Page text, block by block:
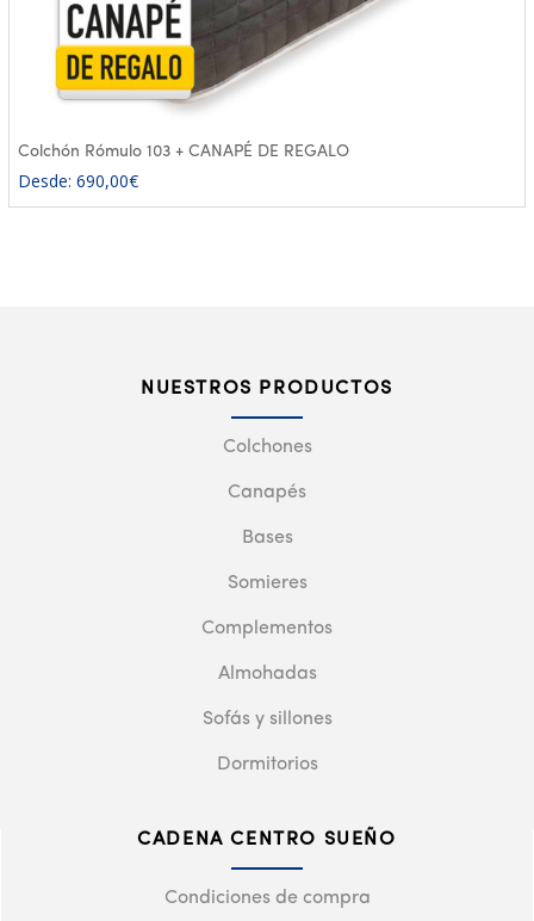
Colchón Rómulo 103 + CANAPÉ DE REGALO
Desde: 690,00€
NUESTROS PRODUCTOS
Colchones
Canapés
Bases
Somieres
Complementos
Almohadas
Sofás y sillones
Dormitorios
CADENA CENTRO SUEÑO
Condiciones de compra